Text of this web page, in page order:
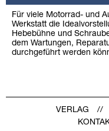
Für viele Motorrad- und
Werkstatt die
Hebebühne und
dem Wartungen,
durchgeführt werden
VERLAG